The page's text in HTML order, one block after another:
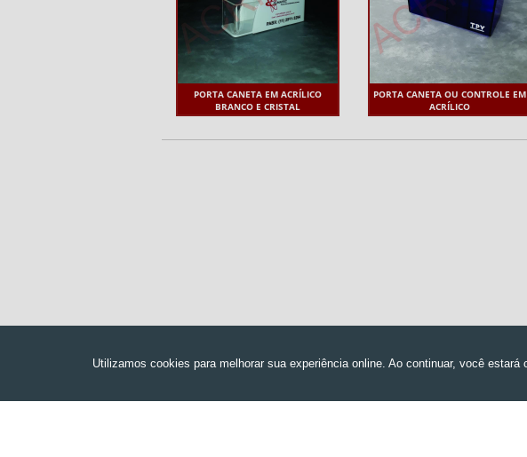
PORTA CANETA EM ACRÍLICO
BRANCO E CRISTAL
PORTA CANETA OU CONTROLE EM
ACRÍLICO